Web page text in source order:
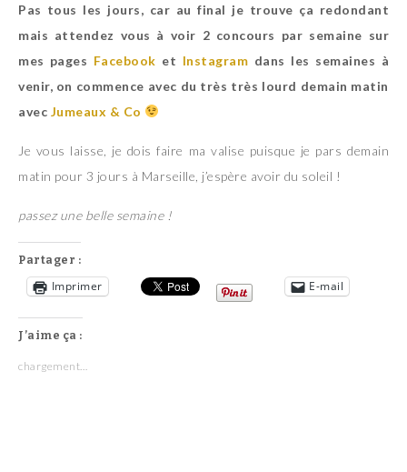
Pas tous les jours, car au final je trouve ça redondant
mais attendez vous à voir 2 concours par semaine sur
mes pages Facebook et Instagram dans les semaines à
venir, on commence avec du très très lourd demain matin
avec Jumeaux & Co
Je vous laisse, je dois faire ma valise puisque je pars demain
matin pour 3 jours à Marseille, j’espère avoir du soleil !
passez une belle semaine !
Partager :
Imprimer E-mail
J’aime ça :
chargement…